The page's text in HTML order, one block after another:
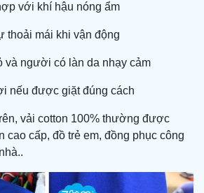
với khí hậu nóng ẩm
thoải mái khi vận động
và người có làn da nhạy cảm
nếu được giặt đúng cách
vải cotton 100% thường được
cao cấp, đồ trẻ em, đồng phục công